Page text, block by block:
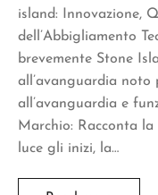
island: Innovazione,
dell’Abbigliamento
brevemente Stone
all’avanguardia noto
all’avanguardia e
Marchio: Racconta
luce gli inizi, la…